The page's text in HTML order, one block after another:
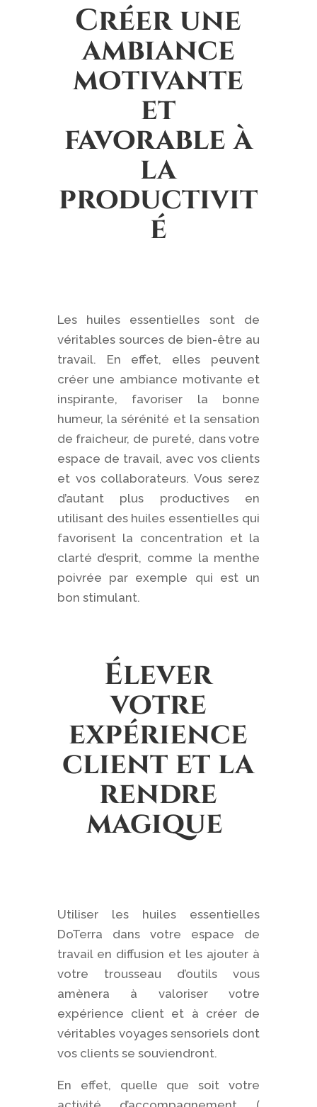
Créer une
ambiance
motivante
et
favorable à
la
productivit
é
Les huiles essentielles sont de
véritables sources de bien-être au
travail. En effet, elles peuvent
créer une ambiance motivante et
inspirante, favoriser la bonne
humeur, la sérénité et la sensation
de fraicheur, de pureté, dans votre
espace de travail, avec vos clients
et vos collaborateurs. Vous serez
d’autant plus productives en
utilisant des huiles essentielles qui
favorisent la concentration et la
clarté d’esprit, comme la menthe
poivrée par exemple qui est un
bon stimulant.
Élever
votre
expérience
client et la
rendre
magique
Utiliser les huiles essentielles
DoTerra dans votre espace de
travail en diffusion et les ajouter à
votre trousseau d’outils vous
amènera à valoriser votre
expérience client et à créer de
véritables voyages sensoriels dont
vos clients se souviendront.
En effet, quelle que soit votre